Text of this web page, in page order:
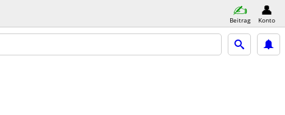
Beitrag Konto